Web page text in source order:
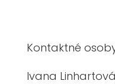
Kontaktné
Ivana